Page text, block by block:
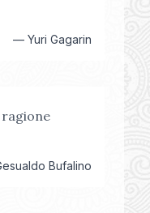
— Yuri Gagarin
Bufalino